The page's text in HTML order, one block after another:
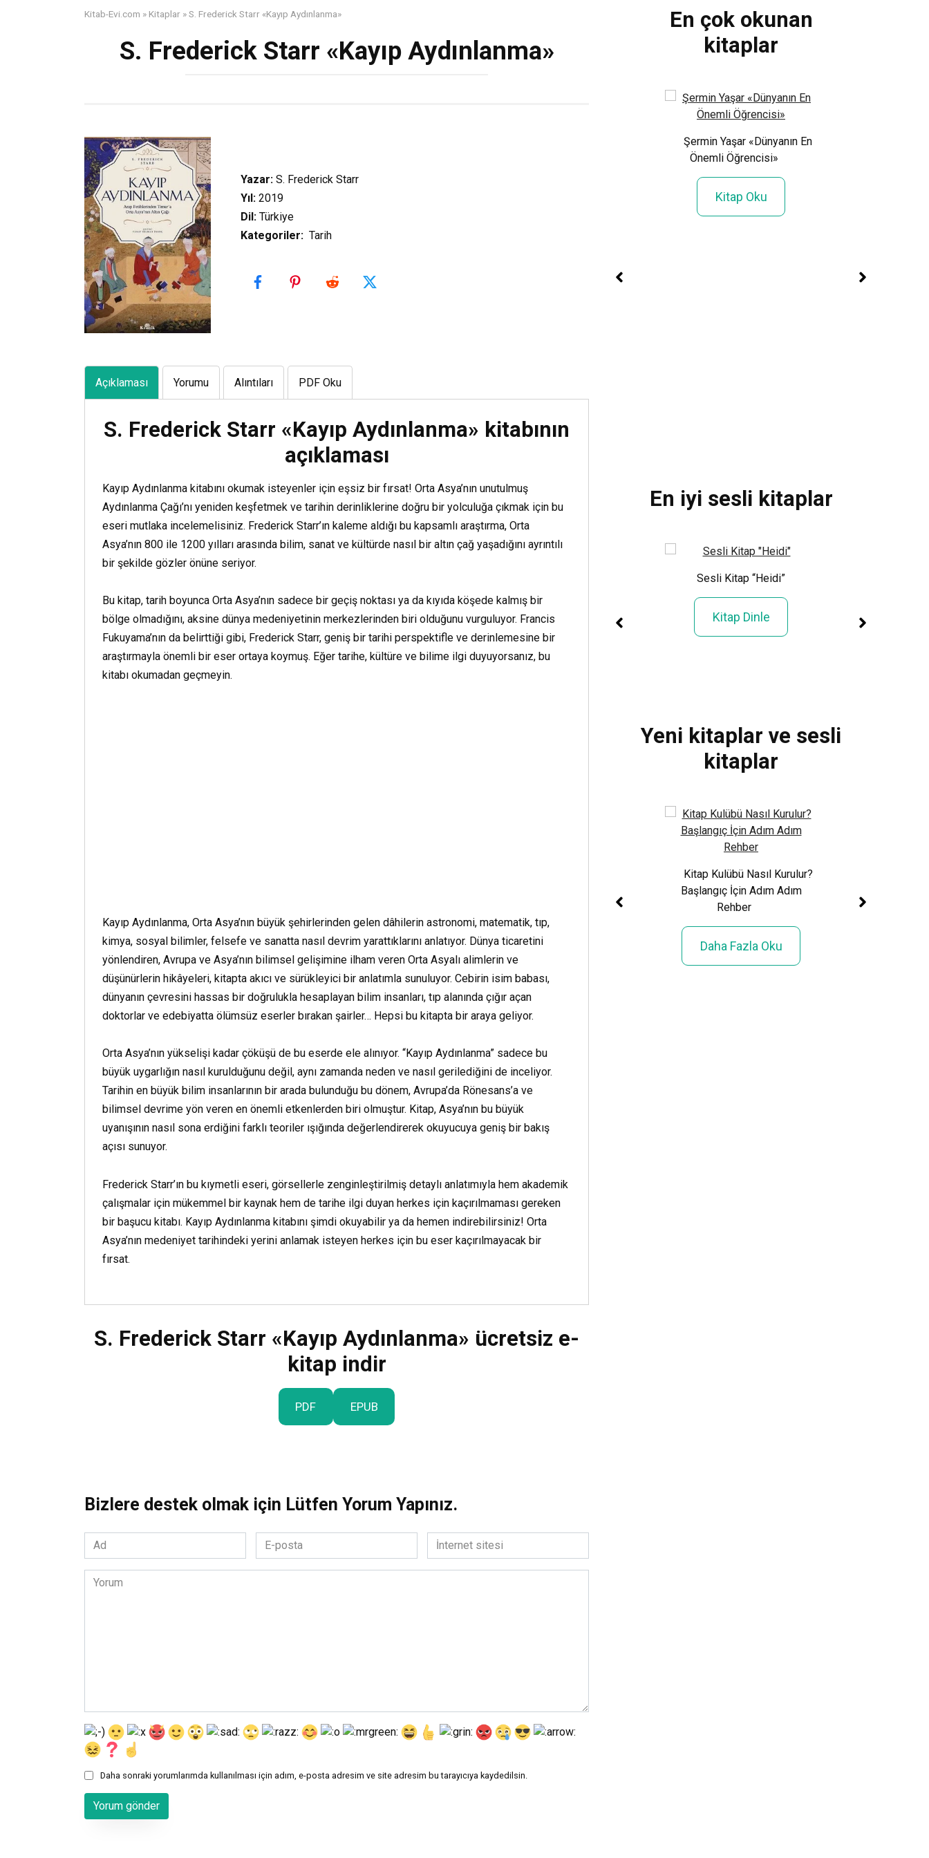
Kitab-Evi.com » Kitaplar »S. Frederick Starr «Kayıp Aydınlanma»
S. Frederick Starr «Kayıp Aydınlanma»
Yazar: S. Frederick Starr
Yıl: 2019
Dil: Türkiye
Kategoriler: Tarih
Açıklaması Yorumu Alıntıları PDF Oku
S. Frederick Starr «Kayıp Aydınlanma» kitabının
açıklaması
Kayıp Aydınlanma kitabını okumak isteyenler için eşsiz bir fırsat! Orta Asya’nın unutulmuş
Aydınlanma Çağı’nı yeniden keşfetmek ve tarihin derinliklerine doğru bir yolculuğa çıkmak için bu
eseri mutlaka incelemelisiniz. Frederick Starr’ın kaleme aldığı bu kapsamlı araştırma, Orta
Asya’nın 800 ile 1200 yılları arasında bilim, sanat ve kültürde nasıl bir altın çağ yaşadığını ayrıntılı
bir şekilde gözler önüne seriyor.
Bu kitap, tarih boyunca Orta Asya’nın sadece bir geçiş noktası ya da kıyıda köşede kalmış bir
bölge olmadığını, aksine dünya medeniyetinin merkezlerinden biri olduğunu vurguluyor. Francis
Fukuyama’nın da belirttiği gibi, Frederick Starr, geniş bir tarihi perspektifle ve derinlemesine bir
araştırmayla önemli bir eser ortaya koymuş. Eğer tarihe, kültüre ve bilime ilgi duyuyorsanız, bu
kitabı okumadan geçmeyin.
Kayıp Aydınlanma, Orta Asya’nın büyük şehirlerinden gelen dâhilerin astronomi, matematik, tıp,
kimya, sosyal bilimler, felsefe ve sanatta nasıl devrim yarattıklarını anlatıyor. Dünya ticaretini
yönlendiren, Avrupa ve Asya’nın bilimsel gelişimine ilham veren Orta Asyalı alimlerin ve
düşünürlerin hikâyeleri, kitapta akıcı ve sürükleyici bir anlatımla sunuluyor. Cebirin isim babası,
dünyanın çevresini hassas bir doğrulukla hesaplayan bilim insanları, tıp alanında çığır açan
doktorlar ve edebiyatta ölümsüz eserler bırakan şairler… Hepsi bu kitapta bir araya geliyor.
Orta Asya’nın yükselişi kadar çöküşü de bu eserde ele alınıyor. “Kayıp Aydınlanma” sadece bu
büyük uygarlığın nasıl kurulduğunu değil, aynı zamanda neden ve nasıl gerilediğini de inceliyor.
Tarihin en büyük bilim insanlarının bir arada bulunduğu bu dönem, Avrupa’da Rönesans’a ve
bilimsel devrime yön veren en önemli etkenlerden biri olmuştur. Kitap, Asya’nın bu büyük
uyanışının nasıl sona erdiğini farklı teoriler ışığında değerlendirerek okuyucuya geniş bir bakış
açısı sunuyor.
Frederick Starr’ın bu kıymetli eseri, görsellerle zenginleştirilmiş detaylı anlatımıyla hem akademik
çalışmalar için mükemmel bir kaynak hem de tarihe ilgi duyan herkes için kaçırılmaması gereken
bir başucu kitabı. Kayıp Aydınlanma kitabını şimdi okuyabilir ya da hemen indirebilirsiniz! Orta
Asya’nın medeniyet tarihindeki yerini anlamak isteyen herkes için bu eser kaçırılmayacak bir
fırsat.
S. Frederick Starr «Kayıp Aydınlanma» ücretsiz e-
kitap indir
PDF EPUB
Bizlere destek olmak için Lütfen Yorum Yapınız.
Ad
*
E-
posta
*
İnternet
sitesi
Yorum
Daha sonraki yorumlarımda kullanılması için adım, e-posta adresim ve site adresim bu tarayıcıya kaydedilsin.
En çok okunan
kitaplar
Şermin Yaşar «Dünyanın En
Önemli Öğrencisi»
Kitap Oku
En iyi sesli kitaplar
Sesli Kitap “Beni Ödülle
Sesli Kitap “Heidi”
Kitap Dinle
Yeni kitaplar ve sesli
kitaplar
Daha Fazla Oku
Kitap Kulübü Nasıl Kurulur?
Başlangıç İçin Adım Adım
Rehber
Daha Fazla Oku